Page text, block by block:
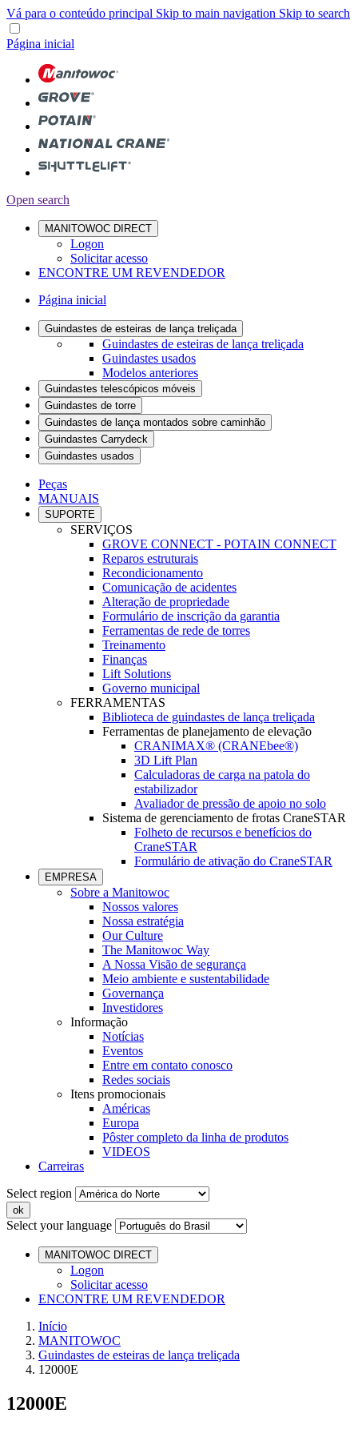
Vá para o conteúdo principal Skip to main navigation Skip to search
Página inicial
Open search
MANITOWOC DIRECT
Logon
Solicitar acesso
ENCONTRE UM REVENDEDOR
Página inicial
Guindastes de esteiras de lança treliçada
Guindastes de esteiras de lança treliçada
Guindastes usados
Modelos anteriores
Guindastes telescópicos móveis
Guindastes de torre
Guindastes de lança montados sobre caminhão
Guindastes Carrydeck
Guindastes usados
Peças
MANUAIS
SUPORTE
SERVIÇOS
GROVE CONNECT - POTAIN CONNECT
Reparos estruturais
Recondicionamento
Comunicação de acidentes
Alteração de propriedade
Formulário de inscrição da garantia
Ferramentas de rede de torres
Treinamento
Finanças
Lift Solutions
Governo municipal
FERRAMENTAS
Biblioteca de guindastes de lança treliçada
Ferramentas de planejamento de elevação
CRANIMAX® (CRANEbee®)
3D Lift Plan
Calculadoras de carga na patola do
estabilizador
Avaliador de pressão de apoio no solo
Sistema de gerenciamento de frotas CraneSTAR
Folheto de recursos e benefícios do
CraneSTAR
Formulário de ativação do CraneSTAR
EMPRESA
Sobre a Manitowoc
Nossos valores
Nossa estratégia
Our Culture
The Manitowoc Way
A Nossa Visão de segurança
Meio ambiente e sustentabilidade
Governança
Investidores
Informação
Notícias
Eventos
Entre em contato conosco
Redes sociais
Itens promocionais
Américas
Europa
Pôster completo da linha de produtos
VIDEOS
Carreiras
Select region
Select your language
MANITOWOC DIRECT
Logon
Solicitar acesso
ENCONTRE UM REVENDEDOR
Início
MANITOWOC
Guindastes de esteiras de lança treliçada
12000E
12000E